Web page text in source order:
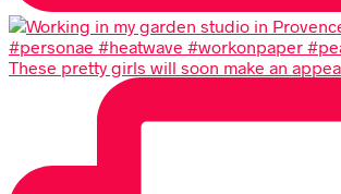
These pretty girls will soon make an